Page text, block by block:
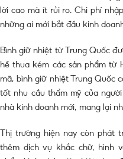
lời cao mà ít rủi ro. Chi phí
những ai mới bắt đầu kinh
Bình giữ nhiệt từ Trung Quốc
hề thua kém các sản phẩm từ
mã, bình giữ nhiệt Trung Quốc
tốt nhu cầu thẩm mỹ của
nhà kinh doanh mới, mang lại
Thị trường hiện nay còn phát
thêm dịch vụ khắc chữ, hình